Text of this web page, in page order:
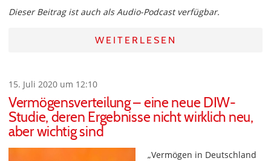
Dieser Beitrag ist auch als Audio-Podcast verfügbar.
WEITERLESEN
15. Juli 2020 um 12:10
Vermögensverteilung – eine neue DIW-
Studie, deren Ergebnisse nicht wirklich neu,
aber wichtig sind
„Vermögen in Deutschland